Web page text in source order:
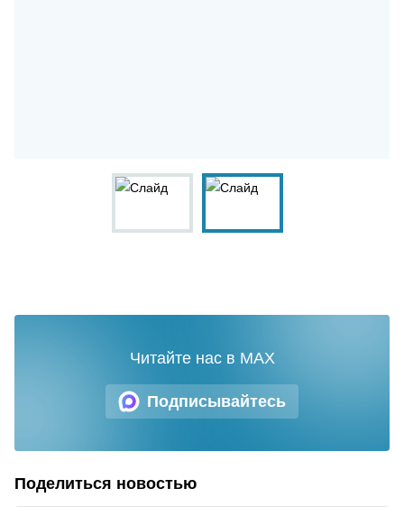
Подписывайтесь
Читайте нас в MAX
Поделиться новостью